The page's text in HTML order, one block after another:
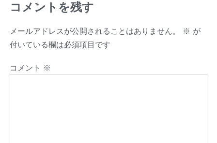
コメントを残す
メールアドレスが公開されることはありません。 ※ が
付いている欄は必須項目です
コメント ※